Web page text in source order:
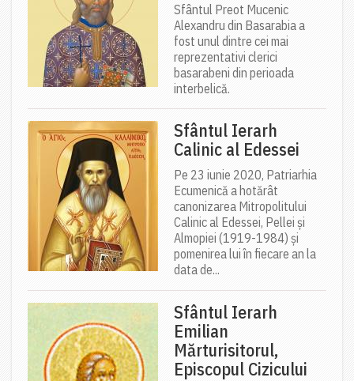
Sfântul Preot Mucenic
Alexandru din Basarabia a
fost unul dintre cei mai
reprezentativi clerici
basarabeni din perioada
interbelică.
Sfântul Ierarh
Calinic al Edessei
Pe 23 iunie 2020, Patriarhia
Ecumenică a hotărât
canonizarea Mitropolitului
Calinic al Edessei, Pellei și
Almopiei (1919-1984) și
pomenirea lui în fiecare an la
data de...
Sfântul Ierarh
Emilian
Mărturisitorul,
Episcopul Cizicului